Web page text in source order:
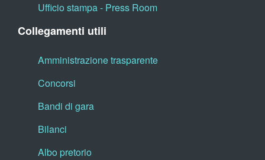
Ufficio stampa - Press Room
Collegamenti utili
Amministrazione trasparente
Concorsi
Bandi di gara
Bilanci
Albo pretorio